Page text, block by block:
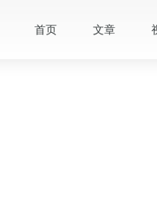
首页 文章